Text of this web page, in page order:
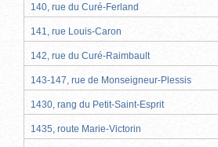
140, rue du Curé-Ferland
141, rue Louis-Caron
142, rue du Curé-Raimbault
143-147, rue de Monseigneur-Plessis
1430, rang du Petit-Saint-Esprit
1435, route Marie-Victorin